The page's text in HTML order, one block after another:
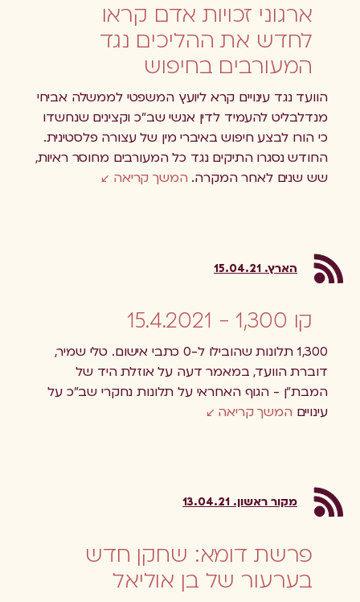
ארגוני זכויות אדם קראו
לחדש את ההליכים נגד
המעורבים בחיפוש
הוועד נגד עינויים קרא ליועץ המשפטי לממשלה אביחי
מנדלבליט להעמיד לדין אנשי שב"כ וקצינים שנחשדו
כי הורו לבצע חיפוש באיברי מין של עצורה פלסטינית.
החודש נסגרו התיקים נגד כל המעורבים מחוסר ראיות,
שש שנים לאחר המקרה.המשך קריאה
הארץ. 15.04.21
קו 1,300 - 15.4.2021
1,300 תלונות שהובילו ל-0 כתבי אישום. טלי שמיר,
דוברת הוועד, במאמר דעה על אוזלת היד של
המבת"ן - הגוף האחראי על תלונות נחקרי שב"כ על
עינוייםהמשך קריאה
מקור ראשון. 13.04.21
פרשת דומא: שחקן חדש
בערעור של בן אוליאל